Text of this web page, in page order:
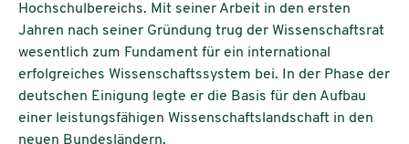
Hochschulbereichs. Mit seiner Arbeit in den ersten
Jahren nach seiner Gründung trug der Wissenschaftsrat
wesentlich zum Fundament für ein international
erfolgreiches Wissenschaftssystem bei. In der Phase der
deutschen Einigung legte er die Basis für den Aufbau
einer leistungsfähigen Wissenschaftslandschaft in den
neuen Bundesländern.